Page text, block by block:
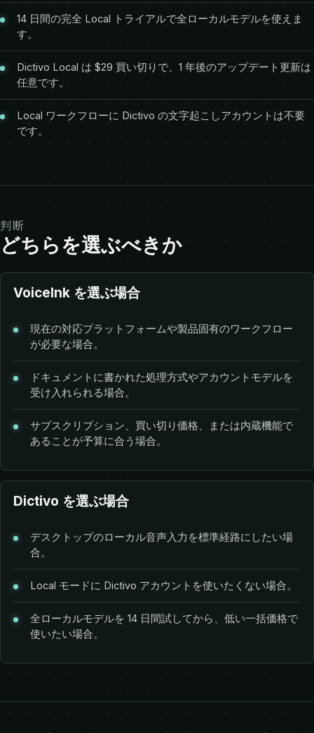
14 日間の完全 Local トライアルで全ローカルモデルを使えま
す。
Dictivo Local は $29 買い切りで、1 年後のアップデート更新は
任意です。
Local ワークフローに Dictivo の文字起こしアカウントは不要
です。
判断
どちらを選ぶべきか
VoiceInk を選ぶ場合
現在の対応プラットフォームや製品固有のワークフロー
が必要な場合。
ドキュメントに書かれた処理方式やアカウントモデルを
受け入れられる場合。
サブスクリプション、買い切り価格、または内蔵機能で
あることが予算に合う場合。
Dictivo を選ぶ場合
デスクトップのローカル音声入力を標準経路にしたい場
合。
Local モードに Dictivo アカウントを使いたくない場合。
全ローカルモデルを 14 日間試してから、低い一括価格で
使いたい場合。